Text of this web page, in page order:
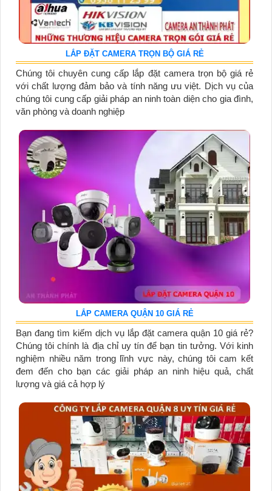
LẮP ĐẶT CAMERA TRỌN BỘ GIÁ RẺ
Chúng tôi chuyên cung cấp lắp đặt camera trọn bộ giá rẻ
với chất lượng đảm bảo và tính năng ưu việt. Dịch vụ của
chúng tôi cung cấp giải pháp an ninh toàn diện cho gia đình,
văn phòng và doanh nghiệp
LẮP CAMERA QUẬN 10 GIÁ RẺ
Bạn đang tìm kiếm dịch vụ lắp đặt camera quận 10 giá rẻ?
Chúng tôi chính là địa chỉ uy tín để bạn tin tưởng. Với kinh
nghiệm nhiều năm trong lĩnh vực này, chúng tôi cam kết
đem đến cho bạn các giải pháp an ninh hiệu quả, chất
lượng và giá cả hợp lý